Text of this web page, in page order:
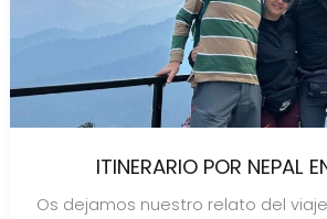
ITINERARIO POR NEPAL
Os dejamos nuestro relato del viaje